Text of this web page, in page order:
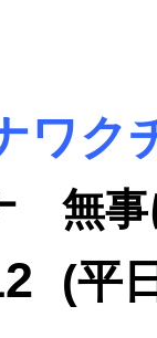
ワク
無
(平